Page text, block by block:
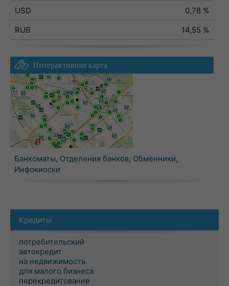
USD
0,78 %
RUB
14,55 %
Интерактивная карта
Банкоматы, Отделения банков, Обменники,
Инфокиоски
Кредиты
потребительский
автокредит
на недвижимость
для малого бизнеса
перекредитование